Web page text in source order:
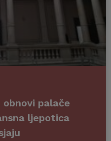
obnovi palače
ljepotica